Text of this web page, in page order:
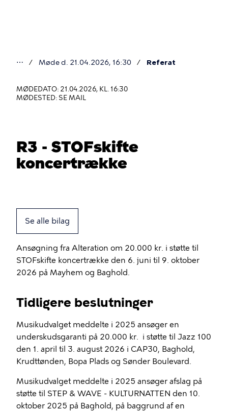
er
her
⋯ Møde d. 21.04.2026, 16:30 Referat
MØDEDATO: 21.04.2026, KL. 16:30
MØDESTED: SE MAIL
R3 - STOFskifte
koncertrække
Se alle bilag
Ansøgning fra Alteration om 20.000 kr. i støtte til
STOFskifte koncertrække den 6. juni til 9. oktober
2026 på Mayhem og Baghold.
Tidligere beslutninger
Musikudvalget meddelte i 2025 ansøger en
underskudsgaranti på 20.000 kr. i støtte til Jazz 100
den 1. april til 3. august 2026 i CAP30, Baghold,
Krudttønden, Bopa Plads og Sønder Boulevard.
Musikudvalget meddelte i 2025 ansøger afslag på
støtte til STEP & WAVE - KULTURNATTEN den 10.
oktober 2025 på Baghold, på baggrund af en